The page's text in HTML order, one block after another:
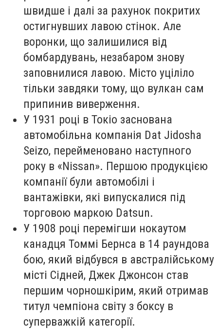
швидше і далі за рахунок покритих
остигнувших лавою стінок. Але
воронки, що залишилися від
бомбардувань, незабаром знову
заповнилися лавою. Місто уціліло
тільки завдяки тому, що вулкан сам
припинив виверження.
У 1931 році в Токіо заснована
автомобільна компанія Dat Jidosha
Seizo, перейменовано наступного
року в «Nissan». Першою продукцією
компанії були автомобілі і
вантажівки, які випускалися під
торговою маркою Datsun.
У 1908 році перемігши нокаутом
канадця Томмі Бернса в 14 раундова
бою, який відбувся в австралійському
місті Сідней, Джек Джонсон став
першим чорношкірим, який отримав
титул чемпіона світу з боксу в
суперважкій категорії.